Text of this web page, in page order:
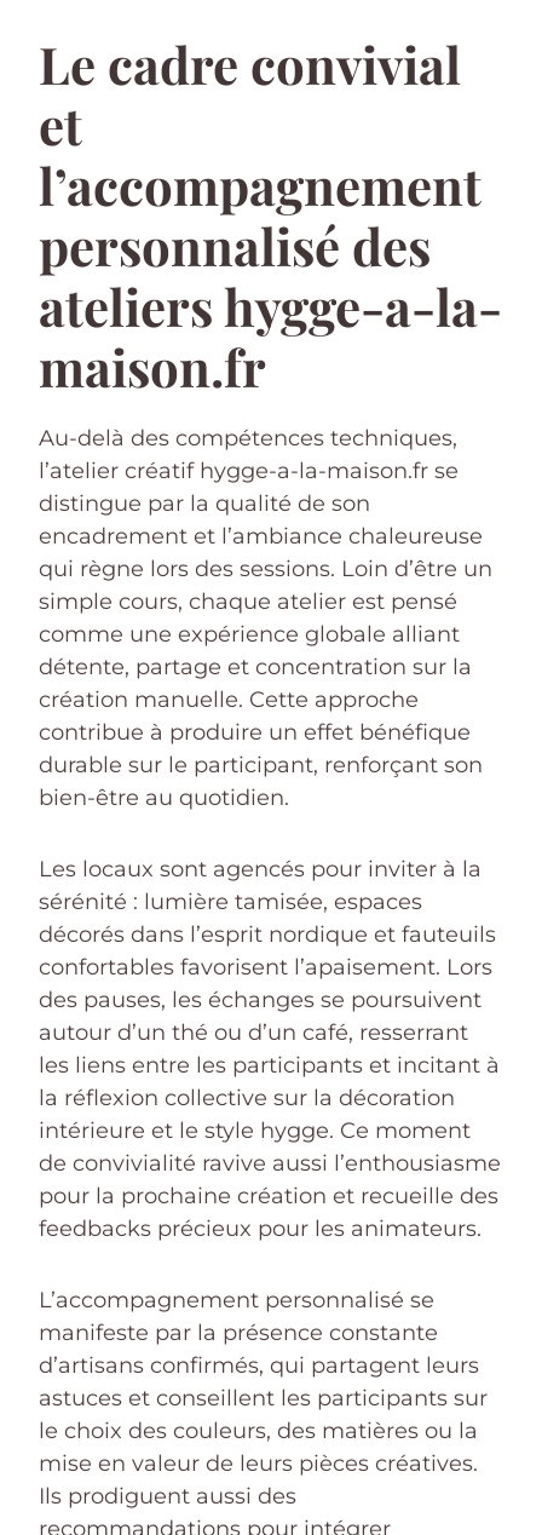
Le cadre convivial
et
l’accompagnement
personnalisé des
ateliers hygge-a-la-
maison.fr
Au-delà des compétences techniques,
l’atelier créatif hygge-a-la-maison.fr se
distingue par la qualité de son
encadrement et l’ambiance chaleureuse
qui règne lors des sessions. Loin d’être un
simple cours, chaque atelier est pensé
comme une expérience globale alliant
détente, partage et concentration sur la
création manuelle. Cette approche
contribue à produire un effet bénéfique
durable sur le participant, renforçant son
bien-être au quotidien.
Les locaux sont agencés pour inviter à la
sérénité : lumière tamisée, espaces
décorés dans l’esprit nordique et fauteuils
confortables favorisent l’apaisement. Lors
des pauses, les échanges se poursuivent
autour d’un thé ou d’un café, resserrant
les liens entre les participants et incitant à
la réflexion collective sur la décoration
intérieure et le style hygge. Ce moment
de convivialité ravive aussi l’enthousiasme
pour la prochaine création et recueille des
feedbacks précieux pour les animateurs.
L’accompagnement personnalisé se
manifeste par la présence constante
d’artisans confirmés, qui partagent leurs
astuces et conseillent les participants sur
le choix des couleurs, des matières ou la
mise en valeur de leurs pièces créatives.
Ils prodiguent aussi des
recommandations pour intégrer